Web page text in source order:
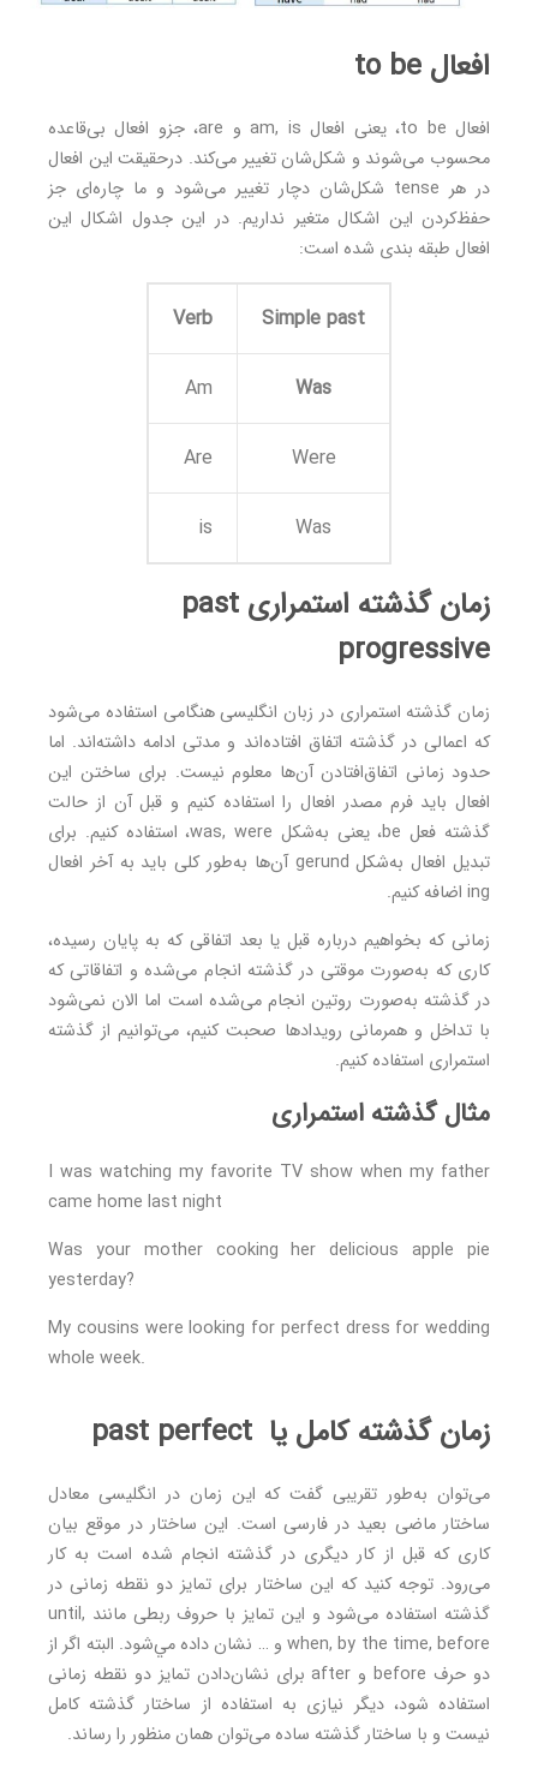
افعال to be
افعال to be، یعنی افعال am, is و are، جزو افعال بی‌قاعده
محسوب می‌شوند و شکل‌شان تغییر می‌کند. درحقیقت این افعال
در هر tense شکل‌شان دچار تغییر می‌شود و ما چاره‌ای جز
حفظ‌كردن اين اشكال متغير نداريم. در این جدول اشكال اين
افعال طبقه ‌بندی شده است:
Simple past
Verb
Was
Am
Were
Are
Was
is
زمان گذشته استمراری past
progressive
زمان گذشته استمراری در زبان انگليسی هنگامی استفاده می‌شود
که اعمالی در گذشته اتفاق افتاده‌اند و مدتی ادامه داشته‌اند. اما
حدود زمانی اتفاق‌افتادن آن‌ها معلوم نیست. برای ساختن اين
افعال بايد فرم مصدر افعال را استفاده كنيم و قبل آن از حالت
گذشته فعل be، يعنی به‌شكل was, were، استفاده كنيم. برای
تبديل افعال به‌شكل gerund آن‌ها به‌طور کلی باید به آخر افعال
ing اضافه کنیم.
زمانی که بخواهیم درباره قبل یا بعد اتفاقی که به پایان رسیده،
کاری که به‌صورت موقتی در گذشته انجام می‌شده و اتفاقاتی که
در گذشته به‌صورت روتین انجام می‌شده است اما الان نمی‌شود
با تداخل و همرمانی رویدادها صحبت کنیم، می‌توانیم از گذشته
استمراری استفاده کنیم.
مثال گذشته استمراری
I was watching my favorite TV show when my father
came home last night
Was your mother cooking her delicious apple pie
yesterday?
My cousins were looking for perfect dress for wedding
whole week.
زمان گذشته کامل یا past perfect
می‌توان به‌طور تقریبی گفت که این زمان در انگلیسی معادل
ساختار ماضی بعید در فارسی است. این ساختار در موقع بیان
کاری که قبل از کار دیگری در گذشته انجام شده ‌است به کار
می‌رود. توجه کنید که این ساختار برای تمایز دو نقطه زمانی در
گذشته استفاده می‌شود و اين تمايز با حروف ربطی مانند until,
when, by the time, before و … نشان داده مي‌شود. البته اگر از
دو حرف before و after برای نشان‌دادن تمایز دو‌ نقطه زمانی
استفاده شود، دیگر نیازی به استفاده از ساختار گذشته کامل
نیست و با ساختار گذشته ساده می‌توان همان منظور را رساند.